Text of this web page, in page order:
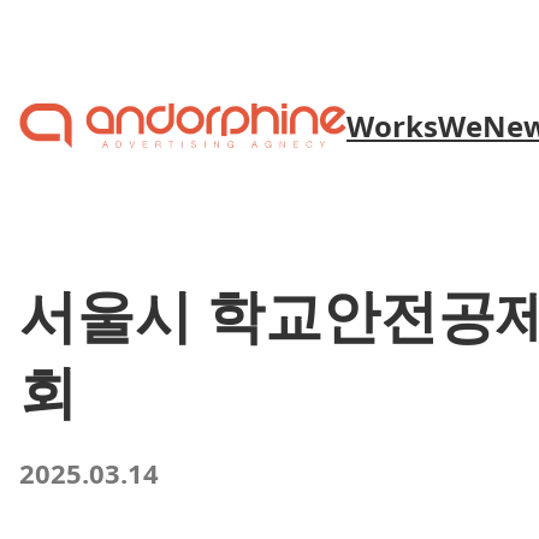
WorksWe
서울시 학교안전공
회
2025.03.14